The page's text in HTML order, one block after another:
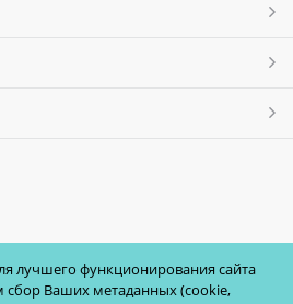
лучшего функционирования сайта
Ваших метаданных (cookie,